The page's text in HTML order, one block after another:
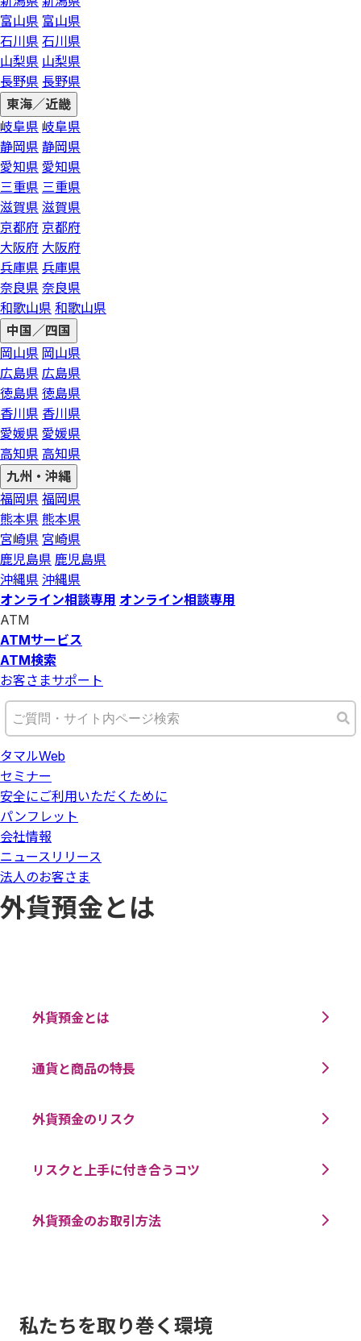
富山県 富山県
石川県 石川県
山梨県 山梨県
長野県 長野県
東海／近畿
岐阜県 岐阜県
静岡県 静岡県
愛知県 愛知県
三重県 三重県
滋賀県 滋賀県
京都府 京都府
大阪府 大阪府
兵庫県 兵庫県
奈良県 奈良県
和歌山県 和歌山県
中国／四国
岡山県 岡山県
広島県 広島県
徳島県 徳島県
香川県 香川県
愛媛県 愛媛県
高知県 高知県
九州・沖縄
福岡県 福岡県
熊本県 熊本県
宮崎県 宮崎県
鹿児島県 鹿児島県
沖縄県 沖縄県
オンライン相談専用 オンライン相談専用
ATM
ATMサービス
ATM検索
お客さまサポート
タマルWeb
セミナー
安全にご利用いただくために
パンフレット
会社情報
ニュースリリース
法人のお客さま
外貨預金とは
外貨預金とは
通貨と商品の特長
外貨預金のリスク
リスクと上手に付き合うコツ
外貨預金のお取引方法
私たちを取り巻く環境